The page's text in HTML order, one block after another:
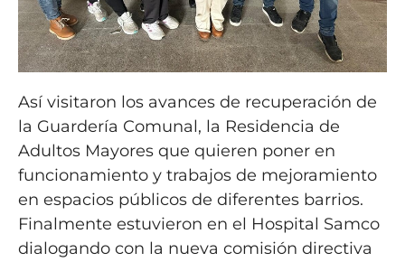
Así visitaron los avances de recuperación de
la Guardería Comunal, la Residencia de
Adultos Mayores que quieren poner en
funcionamiento y trabajos de mejoramiento
en espacios públicos de diferentes barrios.
Finalmente estuvieron en el Hospital Samco
dialogando con la nueva comisión directiva